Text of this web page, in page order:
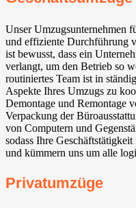
Unser Umzugsunternehmen
und effiziente Durchführung
ist bewusst, dass ein
verlangt, um den Betrieb so
routiniertes Team ist in
Aspekte Ihres Umzugs zu
Demontage und Remontage
Verpackung der
von Computern und
sodass Ihre
und kümmern uns um alle
Privatumzüge